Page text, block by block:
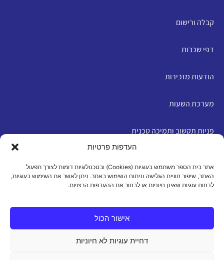
העדפות פרטיות
אתר בית הספר משתמש בעוגיות (Cookies) ובטכנולוגיות דומות לצורך תפעול
האתר, שיפור חוויית הגלישה וניתוח השימוש באתר. ניתן לאשר את השימוש בעוגיות,
לדחות עוגיות שאינן חיוניות או לבחור את ההעדפות הרצויות.
אישור הכול
דחיית עוגיות לא חיוניות
קבלה ורישום
דפי שכבות
הודעות מזכירות
מערכת השעות
פניות תקשוב ותמיכה טכנית
מדיניות פרטיות|תנאי שימוש|הצהרת נגישות|מדיניות
עוגיות